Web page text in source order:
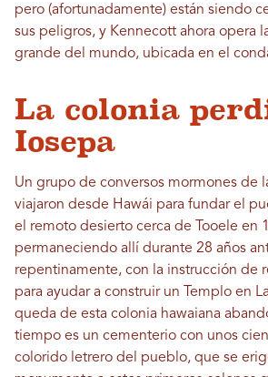
pero (afortunadamente) están siendo
sus peligros, y Kennecott ahora opera
grande del mundo, ubicada en el
La colonia
Iosepa
Un grupo de conversos mormones de
viajaron desde Hawái para fundar el
el remoto desierto cerca de Tooele en
permaneciendo allí durante 28 años
repentinamente, con la instrucción de
para ayudar a construir un Templo en
queda de esta colonia hawaiana
tiempo es un cementerio con unos
colorido letrero del pueblo, que se